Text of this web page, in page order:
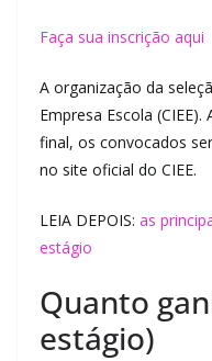
Faça sua inscrição aqui
A organização da
Empresa Escola
final, os convocados
no site oficial do CIEE.
LEIA DEPOIS: as
estágio
Quanto
estágio)